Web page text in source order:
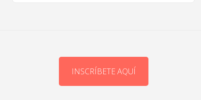
INSCRÍBETE AQUÍ